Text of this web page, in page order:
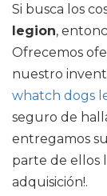
Si busca los
legion,
Ofrecemos
nuestro
whatch dogs
seguro de
entregamos
parte de ellos
adquisición!.